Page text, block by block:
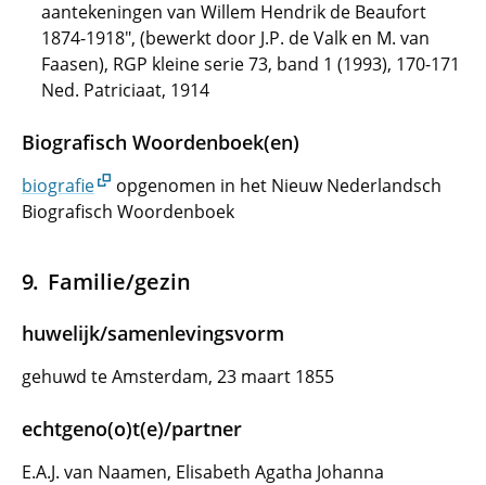
aantekeningen van Willem Hendrik de Beaufort
1874-1918", (bewerkt door J.P. de Valk en M. van
Faasen), RGP kleine serie 73, band 1 (1993), 170-171
Ned. Patriciaat, 1914
Biografisch Woordenboek(en)
biografie
opgenomen in het Nieuw Nederlandsch
Biografisch Woordenboek
Familie/gezin
huwelijk/samenlevingsvorm
gehuwd te Amsterdam, 23 maart 1855
echtgeno(o)t(e)/partner
E.A.J. van Naamen, Elisabeth Agatha Johanna